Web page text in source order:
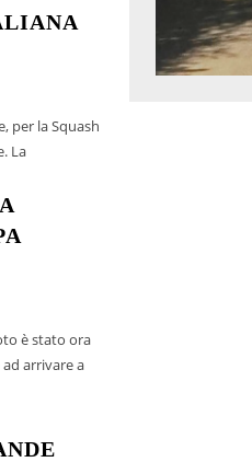
per la Squash
La
è stato ora
arrivare a